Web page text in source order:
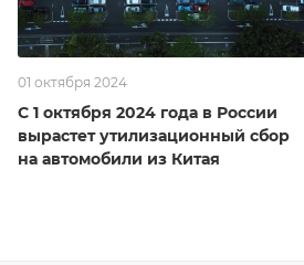
01 октября 2024
С 1 октября 2024 года в России
вырастет утилизационный сбор
на автомобили из Китая